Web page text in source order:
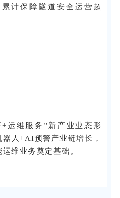
计保障隧道安全运营超
运维服务”新产业业态形
人+AI预警产业链增长，
维业务奠定基础。